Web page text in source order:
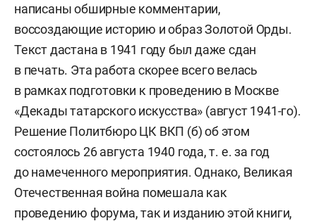
написаны обширные комментарии,
воссоздающие историю и образ Золотой Орды.
Текст дастана в 1941 году был даже сдан
в печать. Эта работа скорее всего велась
в рамках подготовки к проведению в Москве
«Декады татарского искусства» (август 1941-го).
Решение Политбюро ЦК ВКП (б) об этом
состоялось 26 августа 1940 года, т. е. за год
до намеченного мероприятия. Однако, Великая
Отечественная война помешала как
проведению форума, так и изданию этой книги,